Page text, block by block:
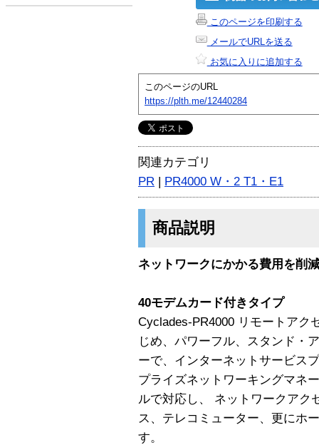
このページを印刷する
メールでURLを送る
お気に入りに追加する
このページのURL
https://plth.me/12440284
関連カテゴリ
PR | PR4000 W・2 T1・E1
商品説明
ネットワークにかかる費用を削
40モデムカード付きタイプ
Cyclades-PR4000 リモートアク
じめ、パワーフル、スタンド・
ーで、インターネットサービス
プライズネットワーキングマネ
ルで対応し、 ネットワークアク
ス、テレコミューター、更にホ
す。